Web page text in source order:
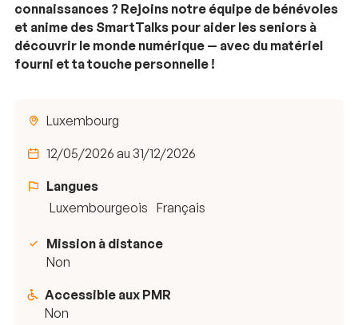
connaissances ? Rejoins notre équipe de bénévoles
et anime des SmartTalks pour aider les seniors à
découvrir le monde numérique — avec du matériel
fourni et ta touche personnelle !
Luxembourg
12/05/2026 au 31/12/2026
Langues
Luxembourgeois Français
Mission à distance
Non
Accessible aux PMR
Non